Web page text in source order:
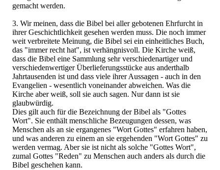
gemacht werden.
3. Wir meinen, dass die Bibel bei aller gebotenen Ehrfurcht in
ihrer Geschichtlichkeit gesehen werden muss. Die noch immer
weit verbreitete Meinung, die Bibel sei ein einheitliches Buch,
das "immer recht hat", ist verhängnisvoll. Die Kirche weiß,
dass die Bibel eine Sammlung sehr verschiedenartiger und
verschiedenwertiger Überlieferungsstücke aus anderthalb
Jahrtausenden ist und dass viele ihrer Aussagen - auch in den
Evangelien - wesentlich voneinander abweichen. Was die
Kirche aber weiß, soll sie auch sagen. Nur dann ist sie
glaubwürdig.
Dies gilt auch für die Bezeichnung der Bibel als "Gottes
Wort". Sie enthält menschliche Bezeugungen dessen, was
Menschen als an sie ergangenes "Wort Gottes" erfahren haben,
und was anderen zu einem an sie ergehenden "Wort Gottes" zu
werden vermag. Aber sie ist nicht als solche "Gottes Wort",
zumal Gottes "Reden" zu Menschen auch anders als durch die
Bibel geschehen kann.